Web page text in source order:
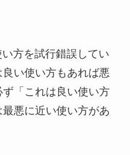
方を試行錯誤してい
い使い方もあれば悪
「これは良い使い方
悪に近い使い方があ